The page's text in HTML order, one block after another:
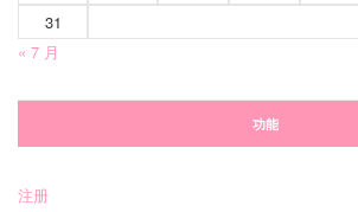
31
« 7 月
功能
注册